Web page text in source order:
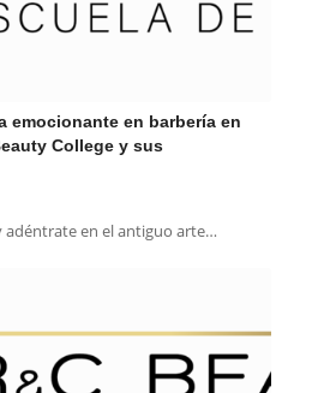
emocionante en barbería en
College y sus
en el antiguo arte…